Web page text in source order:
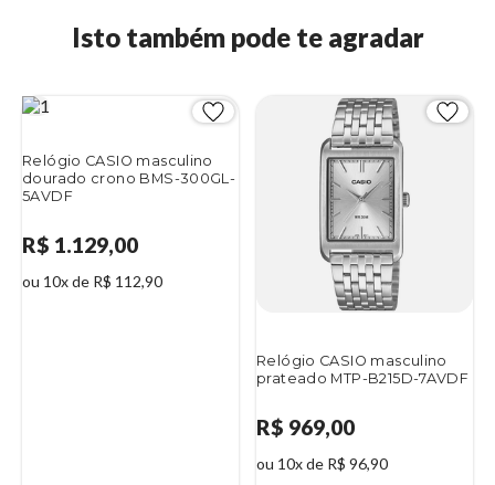
Isto também pode te agradar
Relógio CASIO masculino
dourado crono BMS-300GL-
5AVDF
R$ 1.129,00
ou 10x de R$ 112,90
Relógio CASIO masculino
prateado MTP-B215D-7AVDF
R$ 969,00
ou 10x de R$ 96,90